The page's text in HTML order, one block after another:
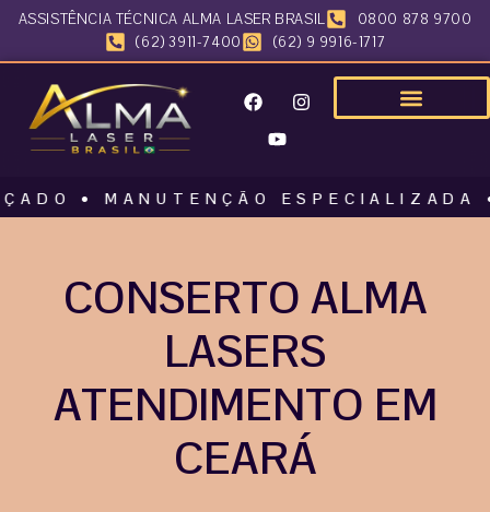
ASSISTÊNCIA TÉCNICA ALMA LASER BRASIL
0800 878 9700
(62) 3911-7400
(62) 9 9916-1717
• MANUTENÇÃO ESPECIALIZADA
CONSERTO ALMA
LASERS
ATENDIMENTO EM
CEARÁ